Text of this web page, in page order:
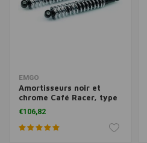
EMGO
Amortisseurs noir et
chrome Café Racer, type
7
€106,82